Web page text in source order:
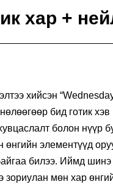
хар +
хийсэн
бид готик хэв
болон нүүр
өнгийн элементүүд
билээ. Иймд
зориулан мөн хар